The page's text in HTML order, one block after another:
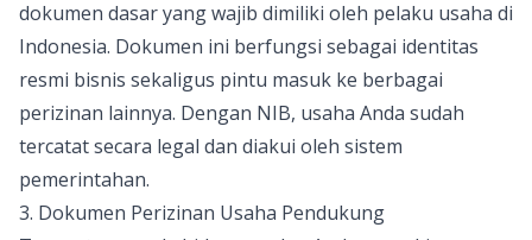
dokumen dasar yang wajib dimiliki oleh pelaku usaha di
Indonesia. Dokumen ini berfungsi sebagai identitas
resmi bisnis sekaligus pintu masuk ke berbagai
perizinan lainnya. Dengan NIB, usaha Anda sudah
tercatat secara legal dan diakui oleh sistem
pemerintahan.
3. Dokumen Perizinan Usaha Pendukung